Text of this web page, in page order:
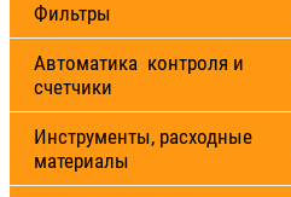
Фильтры
Автоматика контроля и
счетчики
Инструменты, расходные
материалы